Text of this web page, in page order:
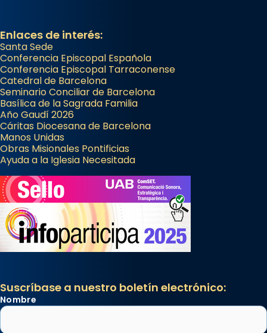
Enlaces de interés:
Santa Sede
Conferencia Episcopal Española
Conferencia Episcopal Tarraconense
Catedral de Barcelona
Seminario Conciliar de Barcelona
Basílica de la Sagrada Familia
Año Gaudí 2026
Cáritas Diocesana de Barcelona
Manos Unidas
Obras Misionales Pontificias
Ayuda a la Iglesia Necesitada
Suscríbase a nuestro boletín electrónico:
Nombre